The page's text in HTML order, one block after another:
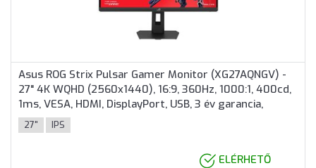
Asus ROG Strix Pulsar Gamer Monitor (XG27AQNGV) -
27" 4K WQHD (2560x1440), 16:9, 360Hz, 1000:1, 400cd,
1ms, VESA, HDMI, DisplayPort, USB, 3 év garancia,
Fekete színben
27" IPS
ELÉRHETŐ